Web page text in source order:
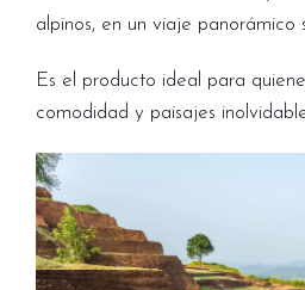
alpinos, en un viaje panorámico
Es el producto ideal para
comodidad y paisajes